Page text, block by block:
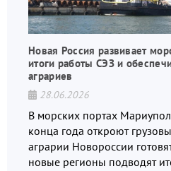
Новая Россия развивает
итоги работы СЭЗ и
аграриев
28.06.2026
В морских портах
конца года откроют
аграрии Новороссии
новые регионы подводят